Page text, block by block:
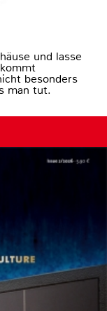
und lasse
besonders
man tut.